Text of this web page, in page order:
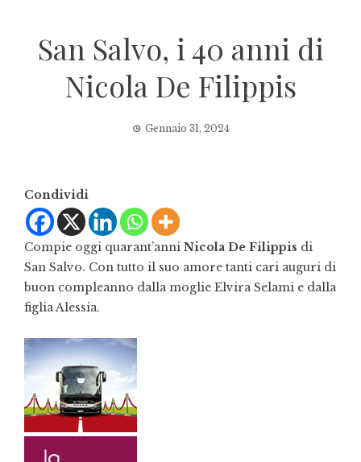
San Salvo, i 40 anni di
Nicola De Filippis
Gennaio 31, 2024
Condividi
Compie oggi quarant’anni Nicola De Filippis di
San Salvo. Con tutto il suo amore tanti cari auguri di
buon compleanno dalla moglie Elvira Selami e dalla
figlia Alessia.